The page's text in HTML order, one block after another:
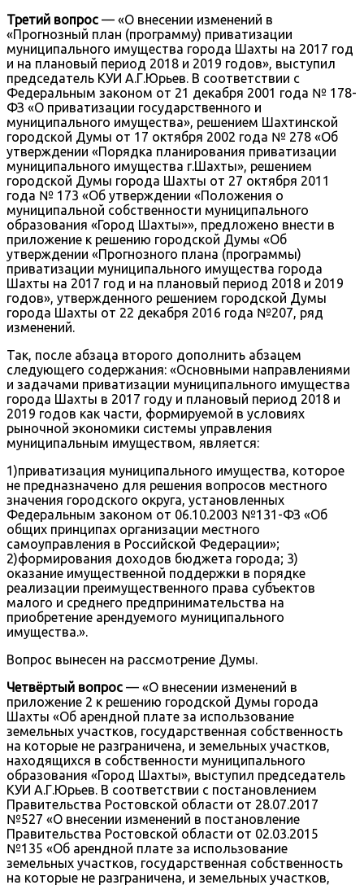
Третий вопрос — «О внесении изменений в
«Прогнозный план (программу) приватизации
муниципального имущества города Шахты на 2017 год
и на плановый период 2018 и 2019 годов», выступил
председатель КУИ А.Г.Юрьев. В соответствии с
Федеральным законом от 21 декабря 2001 года № 178-
ФЗ «О приватизации государственного и
муниципального имущества», решением Шахтинской
городской Думы от 17 октября 2002 года № 278 «Об
утверждении «Порядка планирования приватизации
муниципального имущества г.Шахты», решением
городской Думы города Шахты от 27 октября 2011
года № 173 «Об утверждении «Положения о
муниципальной собственности муниципального
образования «Город Шахты»», предложено внести в
приложение к решению городской Думы «Об
утверждении «Прогнозного плана (программы)
приватизации муниципального имущества города
Шахты на 2017 год и на плановый период 2018 и 2019
годов», утвержденного решением городской Думы
города Шахты от 22 декабря 2016 года №207, ряд
изменений.
Так, после абзаца второго дополнить абзацем
следующего содержания: «Основными направлениями
и задачами приватизации муниципального имущества
города Шахты в 2017 году и плановый период 2018 и
2019 годов как части, формируемой в условиях
рыночной экономики системы управления
муниципальным имуществом, является:
1)приватизация муниципального имущества, которое
не предназначено для решения вопросов местного
значения городского округа, установленных
Федеральным законом от 06.10.2003 №131-ФЗ «Об
общих принципах организации местного
самоуправления в Российской Федерации»;
2)формирования доходов бюджета города; 3)
оказание имущественной поддержки в порядке
реализации преимущественного права субъектов
малого и среднего предпринимательства на
приобретение арендуемого муниципального
имущества.».
Вопрос вынесен на рассмотрение Думы.
Четвёртый вопрос — «О внесении изменений в
приложение 2 к решению городской Думы города
Шахты «Об арендной плате за использование
земельных участков, государственная собственность
на которые не разграничена, и земельных участков,
находящихся в собственности муниципального
образования «Город Шахты», выступил председатель
КУИ А.Г.Юрьев. В соответствии с постановлением
Правительства Ростовской области от 28.07.2017
№527 «О внесении изменений в постановление
Правительства Ростовской области от 02.03.2015
№135 «Об арендной плате за использование
земельных участков, государственная собственность
на которые не разграничена, и земельных участков,